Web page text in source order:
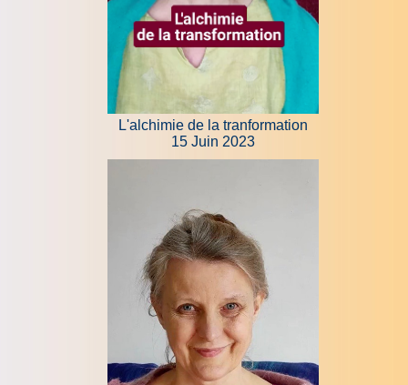
L'alchimie de la tranformation
15 Juin 2023